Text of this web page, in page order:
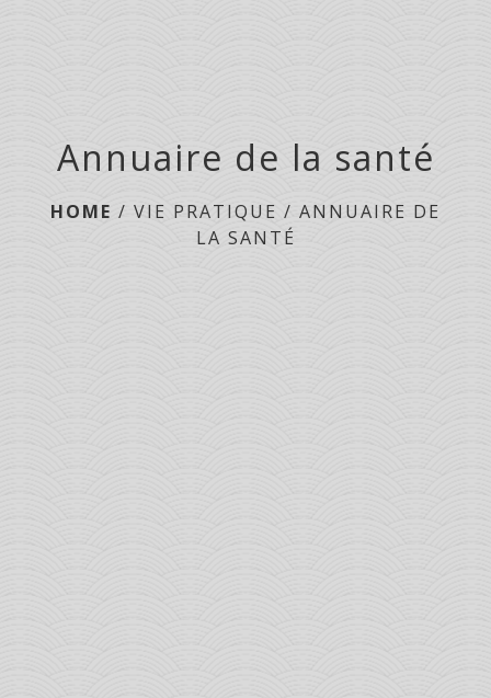
Annuaire de la santé
HOME / VIE PRATIQUE / ANNUAIRE DE
LA SANTÉ